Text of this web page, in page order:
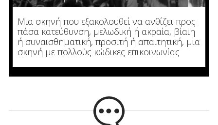
Μια σκηνή που εξακολουθεί να ανθίζει προς
πάσα κατεύθυνση, μελωδική ή ακραία, βίαιη
ή συναισθηματική, προσιτή ή απαιτητική, μια
σκηνή με πολλούς κώδικες επικοινωνίας